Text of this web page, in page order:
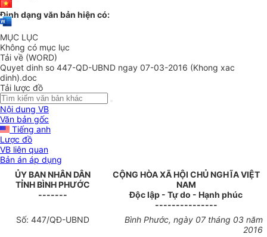
Định dạng văn bản hiện có:
MỤC LỤC
Không có mục lục
Tải về (WORD)
Quyet dinh so 447-QD-UBND ngay 07-03-2016 (Khong xac
dinh).doc
Tải lược đồ
Nội dung VB
Văn bản gốc
Tiếng anh
Lược đồ
VB liên quan
Bản án áp dụng
ỦY BAN NHÂN DÂN
TỈNH BÌNH PHƯỚC
-------
CỘNG HÒA XÃ HỘI CHỦ NGHĨA VIỆT
NAM
Độc lập - Tự do - Hạnh phúc
---------------
Số: 447/QĐ-UBND Bình Phước, ngày 07tháng 03 năm
2016